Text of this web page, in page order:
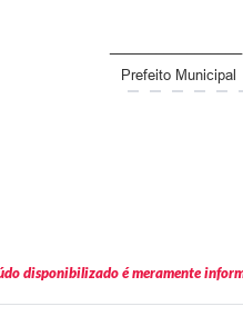
Municipal
disponibilizado é meramente